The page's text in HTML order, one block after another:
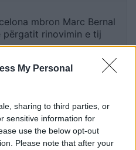
My Personal
sharing to third parties, or
sensitive information for
use the below opt-out
Please note that after your
mbron Marc Bernal
përgatit rinovimin e tij
ushtron kontrolle në
“Atelier 4”,
projekti i
të vilës luksoze